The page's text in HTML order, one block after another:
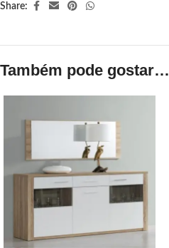
Share:
Também pode gostar…